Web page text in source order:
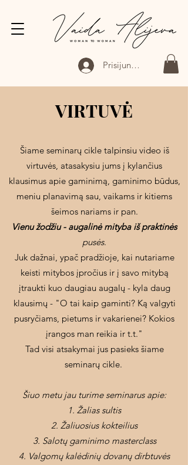
Prisijungti
VIRTUVĖ
​Šiame seminarų cikle talpinsiu video iš
virtuvės, atasakysiu jums į kylančius
klausimus apie gaminimą, gaminimo būdus,
meniu planavimą sau, vaikams ir kitiems
šeimos nariams ir pan.
Vienu žodžiu - augalinė mityba iš praktinės
pusės.
Juk dažnai, ypač pradžioje, kai nutariame
keisti mitybos įpročius ir į savo mitybą
įtraukti kuo daugiau augalų - kyla daug
klausimų - "O tai kaip gaminti? Ką valgyti
pusryčiams, pietums ir vakarienei? Kokios
įrangos man reikia ir t.t."
Tad visi atsakymai jus pasieks šiame
seminarų cikle. ​
Šiuo metu jau turime seminarus apie:
Žalias sultis
Žaliuosius kokteilius
​Salotų gaminimo masterclass
Valgomų kalėdinių dovanų dirbtuvės